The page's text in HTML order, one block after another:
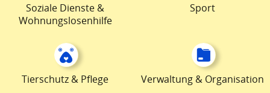
Soziale Dienste &
Wohnungslosenhilfe
Sport
Tierschutz & Pflege Verwaltung & Organisation